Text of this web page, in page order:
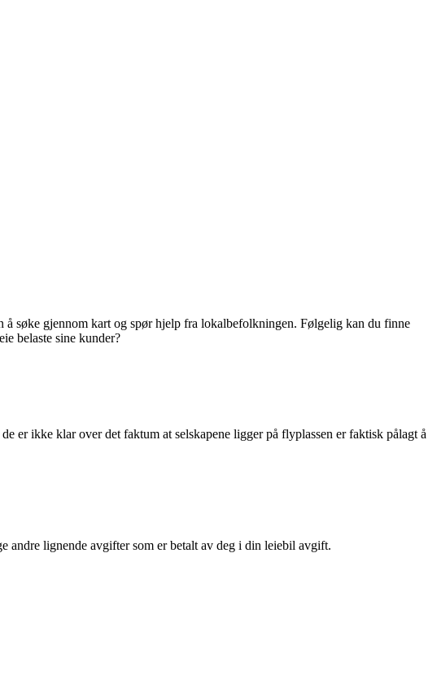
å søke gjennom kart og spør hjelp fra lokalbefolkningen. Følgelig kan du finne
belaste sine kunder?
er ikke klar over det faktum at selskapene ligger på flyplassen er faktisk pålagt å
andre lignende avgifter som er betalt av deg i din leiebil avgift.